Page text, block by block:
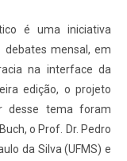
é uma iniciativa
mensal, em
na interface da
edição, o projeto
desse tema foram
o Prof. Dr. Pedro
da Silva (UFMS) e